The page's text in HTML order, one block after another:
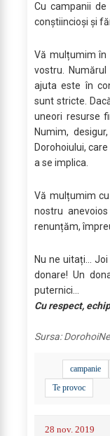
Cu campanii
conștiincioși și
Vă mulțumim în
vostru.
ajuta este în
sunt stricte.
uneori resurse
Numim,
Dorohoiului,
a se implica.
Vă mulțumim
nostru
renunțăm,
Nu ne uitați...
donare! Un
puternici...
Cu respect,
Sursa:
campanie
Te provoc
28 nov. 2019